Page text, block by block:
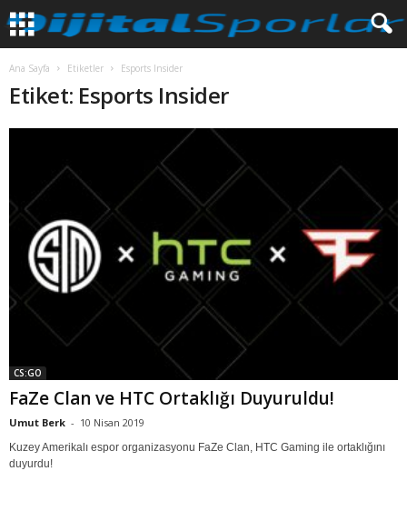
Ana Sayfa Etiketler Esports Insider
Etiket: Esports Insider
CS:GO
FaZe Clan ve HTC Ortaklığı Duyuruldu!
Umut Berk - 10 Nisan 2019
Kuzey Amerikalı espor organizasyonu FaZe Clan, HTC Gaming ile ortaklığını
duyurdu!